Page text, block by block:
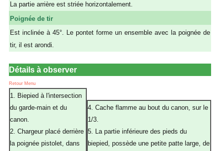
La partie arrière est striée horizontalement.
Poignée de tir
Est inclinée à 45°. Le pontet forme un ensemble avec la poignée de
tir, il est arondi.
Détails à observer
Retour Menu
1. Biepied à l'intersection
du garde-main et du
canon.
2. Chargeur placé derrière
la poignée pistolet, dans
4. Cache flamme au bout du canon, sur le
1/3.
5. La partie inférieure des pieds du
biepied, possède une petite patte large, de